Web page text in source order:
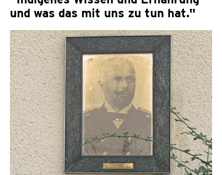
und was das mit uns zu tun hat."